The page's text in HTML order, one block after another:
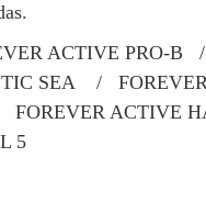
ACTIVE
SEA /
ACTIVE
5